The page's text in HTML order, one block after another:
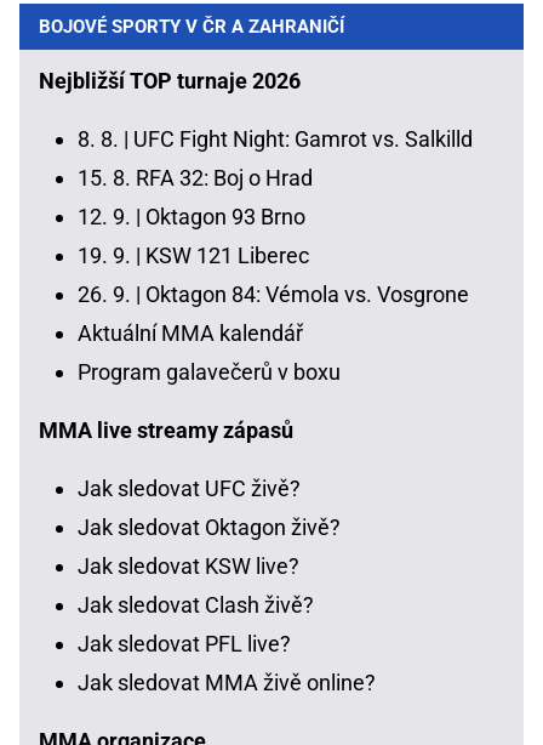
BOJOVÉ SPORTY V ČR A ZAHRANIČÍ
Nejbližší TOP turnaje 2026
8. 8. | UFC Fight Night: Gamrot vs. Salkilld
15. 8. RFA 32: Boj o Hrad
12. 9. | Oktagon 93 Brno
19. 9. | KSW 121 Liberec
26. 9. | Oktagon 84: Vémola vs. Vosgrone
Aktuální MMA kalendář
Program galavečerů v boxu
MMA live streamy zápasů
Jak sledovat UFC živě?
Jak sledovat Oktagon živě?
Jak sledovat KSW live?
Jak sledovat Clash živě?
Jak sledovat PFL live?
Jak sledovat MMA živě online?